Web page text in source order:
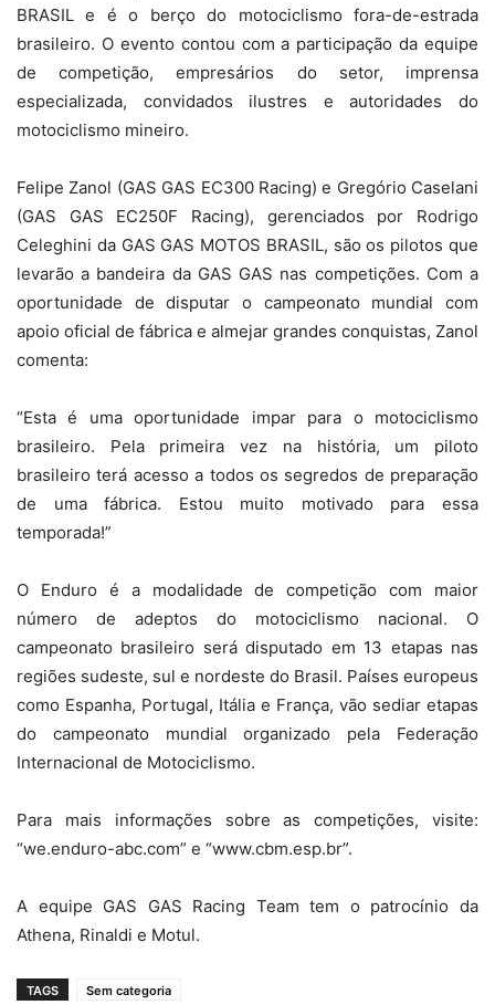
BRASIL e é o berço do motociclismo fora-de-estrada
brasileiro. O evento contou com a participação da equipe
de competição, empresários do setor, imprensa
especializada, convidados ilustres e autoridades do
motociclismo mineiro.
Felipe Zanol (GAS GAS EC300 Racing) e Gregório Caselani
(GAS GAS EC250F Racing), gerenciados por Rodrigo
Celeghini da GAS GAS MOTOS BRASIL, são os pilotos que
levarão a bandeira da GAS GAS nas competições. Com a
oportunidade de disputar o campeonato mundial com
apoio oficial de fábrica e almejar grandes conquistas, Zanol
comenta:
“Esta é uma oportunidade impar para o motociclismo
brasileiro. Pela primeira vez na história, um piloto
brasileiro terá acesso a todos os segredos de preparação
de uma fábrica. Estou muito motivado para essa
temporada!”
O Enduro é a modalidade de competição com maior
número de adeptos do motociclismo nacional. O
campeonato brasileiro será disputado em 13 etapas nas
regiões sudeste, sul e nordeste do Brasil. Países europeus
como Espanha, Portugal, Itália e França, vão sediar etapas
do campeonato mundial organizado pela Federação
Internacional de Motociclismo.
Para mais informações sobre as competições, visite:
“we.enduro-abc.com” e “www.cbm.esp.br”.
A equipe GAS GAS Racing Team tem o patrocínio da
Athena, Rinaldi e Motul.
TAGS Sem categoria